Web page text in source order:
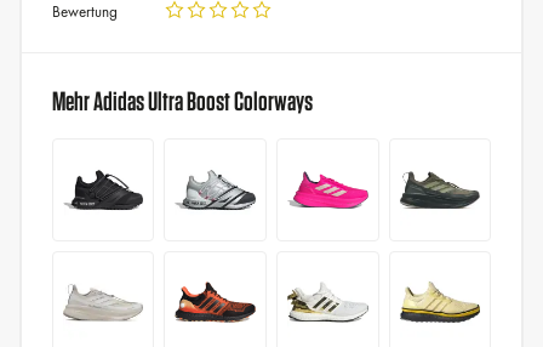
Bewertung
Mehr Adidas Ultra Boost Colorways